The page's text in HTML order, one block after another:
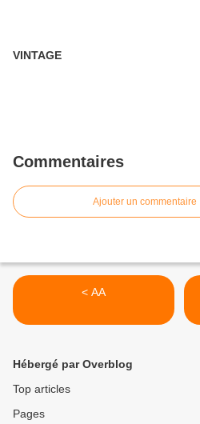
VINTAGE
Commentaires
Ajouter un commentaire
< AA
Hébergé par Overblog
Top articles
Pages